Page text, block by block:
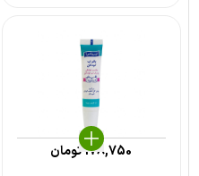
178,750تومان